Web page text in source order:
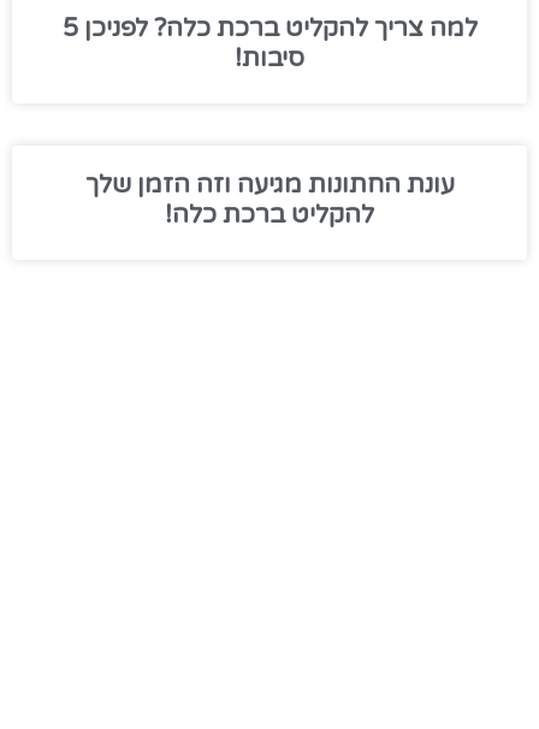
למה צריך להקליט ברכת כלה? לפניכן 5
סיבות!
עונת החתונות מגיעה וזה הזמן שלך
להקליט ברכת כלה!